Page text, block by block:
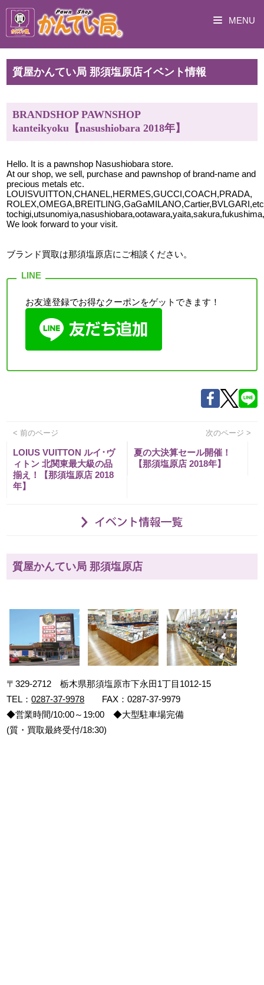
MENU
質屋かんてい局 那須塩原店イベント情報
BRANDSHOP PAWNSHOP
kanteikyoku【nasushiobara 2018年】
Hello. It is a pawnshop Nasushiobara store.
At our shop, we sell, purchase and pawnshop of brand-name and
precious metals etc.
LOUISVUITTON,CHANEL,HERMES,GUCCI,COACH,PRADA,
We look forward to your visit.
ブランド買取は那須塩原店にご相談ください。
お友達登録でお得なクーポンをゲットできます！
< 前のページ 次のページ >
LOIUS VUITTON ルイ･ヴ
ィトン 北関東最大級の品
揃え！【那須塩原店 2018
年】
夏の大決算セール開催！
【那須塩原店 2018年】
質屋かんてい局 那須塩原店
〒329-2712 栃木県那須塩原市下永田1丁目1012-15
TEL：0287-37-9978 FAX：0287-37-9979
◆営業時間/10:00～19:00 ◆大型駐車場完備
(質・買取最終受付/18:30)